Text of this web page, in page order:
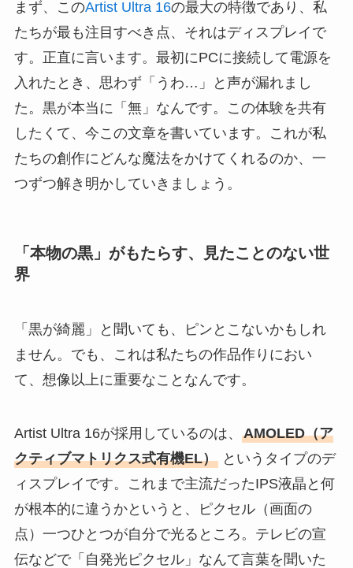
まず、このArtist Ultra 16の最大の特徴であり、私
たちが最も注目すべき点、それはディスプレイで
す。正直に言います。最初にPCに接続して電源を
入れたとき、思わず「うわ…」と声が漏れまし
た。黒が本当に「無」なんです。この体験を共有
したくて、今この文章を書いています。これが私
たちの創作にどんな魔法をかけてくれるのか、一
つずつ解き明かしていきましょう。
「本物の黒」がもたらす、見たことのない世
界
「黒が綺麗」と聞いても、ピンとこないかもしれ
ません。でも、これは私たちの作品作りにおい
て、想像以上に重要なことなんです。
Artist Ultra 16が採用しているのは、 AMOLED（ア
クティブマトリクス式有機EL）というタイプのデ
ィスプレイです。これまで主流だったIPS液晶と何
が根本的に違うかというと、ピクセル（画面の
点）一つひとつが自分で光るところ。テレビの宣
伝などで「自発光ピクセル」なんて言葉を聞いた